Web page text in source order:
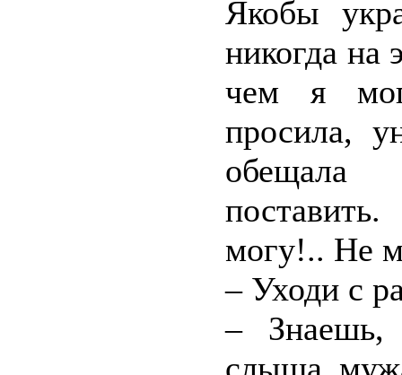
Якобы
никогда на
чем я
просила,
обещала
могу!.. Не
– Уходи с
– Знаешь,